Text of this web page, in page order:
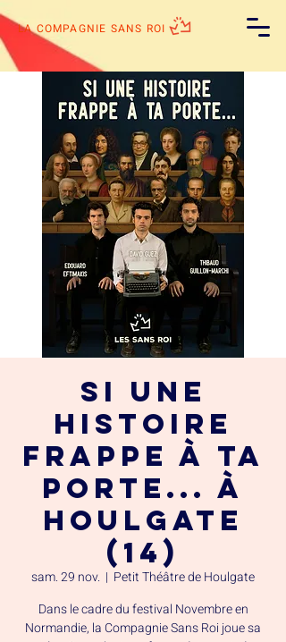
LA COMPAGNIE SANS ROI
Si une
histoire
frappe à ta
porte... à
Houlgate
(14)
sam. 29 nov.
  |
Petit Théâtre de Houlgate
Dans le cadre du festival Novembre en
Normandie, la Compagnie Sans Roi joue sa